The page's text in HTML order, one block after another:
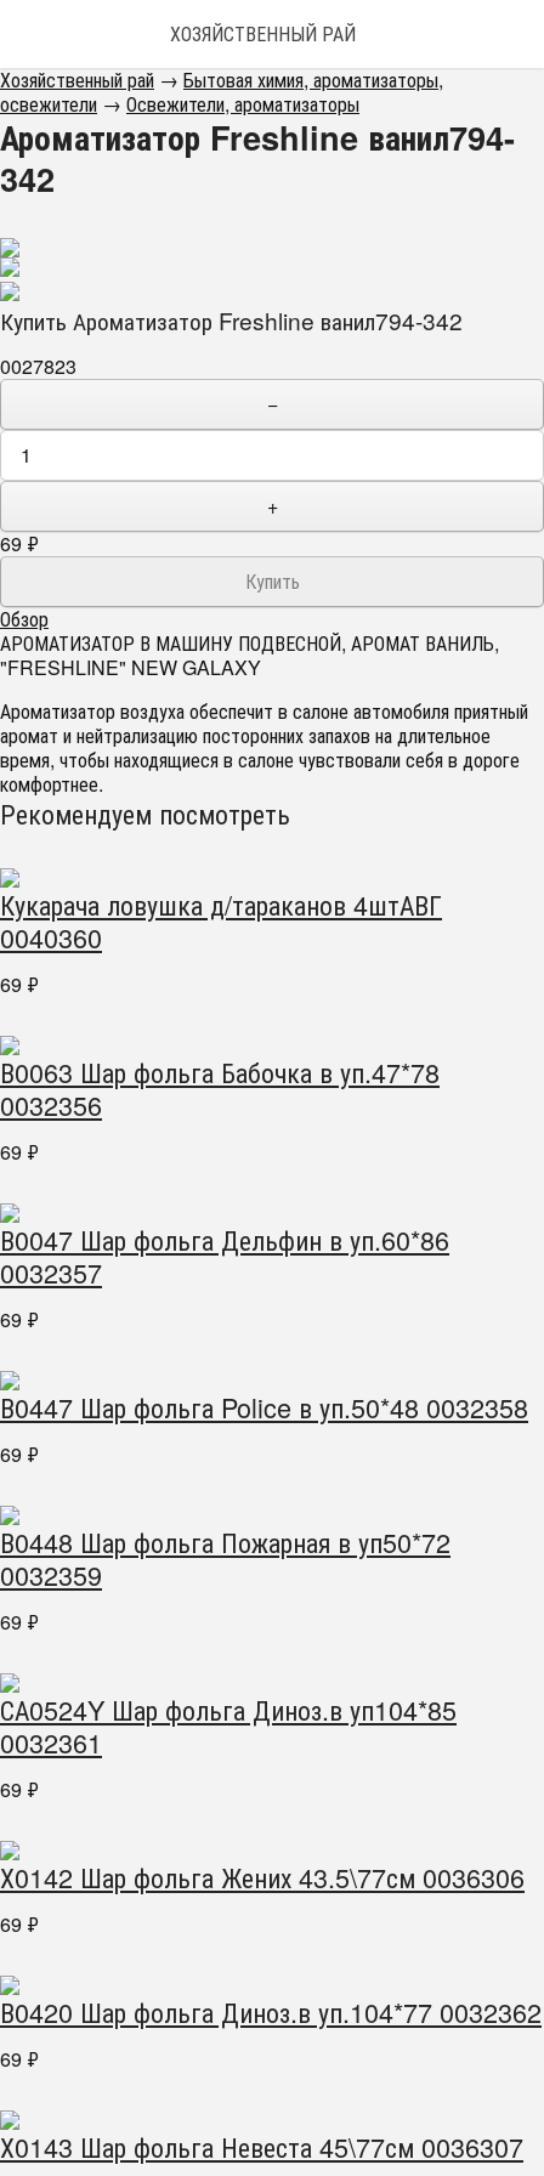
ХОЗЯЙСТВЕННЫЙ РАЙ
Хозяйственный рай → Бытовая химия, ароматизаторы,
освежители → Освежители, ароматизаторы
Ароматизатор Freshline ванил794-
342
Купить Ароматизатор Freshline ванил794-342
0027823
−
+
69 ₽
Обзор
АРОМАТИЗАТОР В МАШИНУ ПОДВЕСНОЙ, АРОМАТ ВАНИЛЬ,
"FRESHLINE" NEW GALAXY
Ароматизатор воздуха обеспечит в салоне автомобиля приятный
аромат и нейтрализацию посторонних запахов на длительное
время, чтобы находящиеся в салоне чувствовали себя в дороге
комфортнее.
Рекомендуем посмотреть
Кукарача ловушка д/тараканов 4штАВГ
0040360
69 ₽
В0063 Шар фольга Бабочка в уп.47*78
0032356
69 ₽
В0047 Шар фольга Дельфин в уп.60*86
0032357
69 ₽
В0447 Шар фольга Police в уп.50*48 0032358
69 ₽
В0448 Шар фольга Пожарная в уп50*72
0032359
69 ₽
СА0524Y Шар фольга Диноз.в уп104*85
0032361
69 ₽
Х0142 Шар фольга Жених 43.5\77см 0036306
69 ₽
В0420 Шар фольга Диноз.в уп.104*77 0032362
69 ₽
Х0143 Шар фольга Невеста 45\77см 0036307